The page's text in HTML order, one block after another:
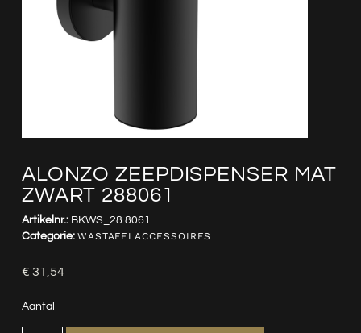
ALONZO ZEEPDISPENSER MAT
ZWART 288061
Artikelnr.: BKWS_28.8061
Categorie: WASTAFELACCESSOIRES
€ 31,54
Aantal